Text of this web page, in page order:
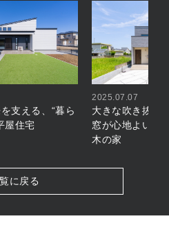
支える、“暮ら
屋住宅
2025.07.07
大きな吹き抜け
窓が心地よい、
木の家
に戻る